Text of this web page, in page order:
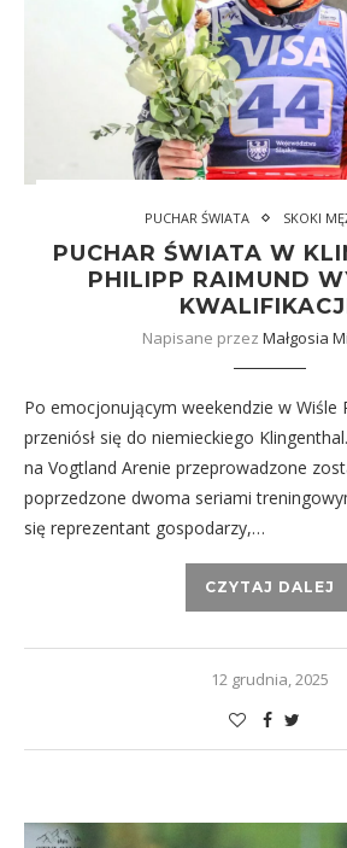
PUCHAR ŚWIATA SKOKI
PUCHAR ŚWIATA W
PHILIPP RAIMUND
Napisane przez Małgosia
Po emocjonującym weekendzie w Wiśle
przeniósł się do niemieckiego
na Vogtland Arenie przeprowadzone
poprzedzone dwoma seriami
się reprezentant gospodarzy,…
CZYTAJ DALEJ
12 grudnia, 2025